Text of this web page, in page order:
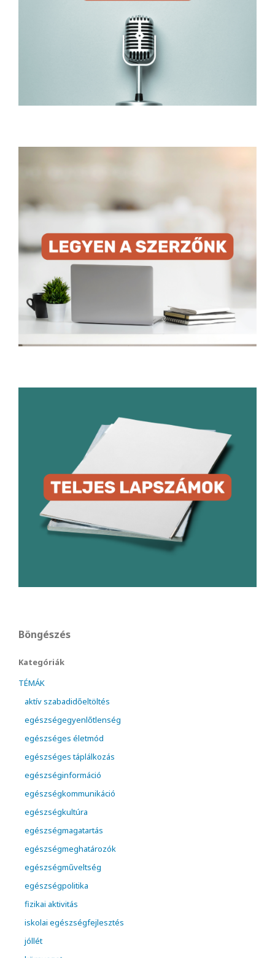
Böngészés
Kategóriák
TÉMÁK
aktív szabadidőeltöltés
egészségegyenlőtlenség
egészséges életmód
egészséges táplálkozás
egészséginformáció
egészségkommunikáció
egészségkultúra
egészségmagatartás
egészségmeghatározók
egészségműveltség
egészségpolitika
fizikai aktivitás
iskolai egészségfejlesztés
jóllét